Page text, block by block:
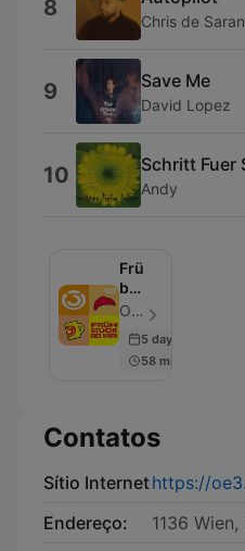
8 Chris de
9 Save Me
David Lopez
10 Schritt Fuer
Andy
Frühstück
bei
mirORF Hitradio Ö3 - Episódio 6
5 days ago
58 min
Contatos
Sítio Internethttps://
Endereço:
1136